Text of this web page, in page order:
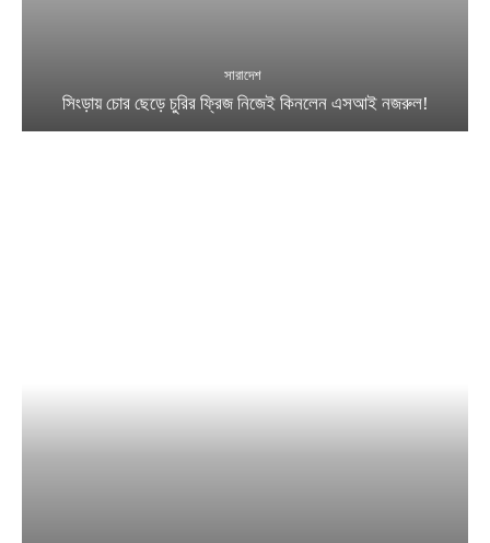
সারাদেশ
সিংড়ায় চোর ছেড়ে চুরির ফ্রিজ নিজেই কিনলেন এসআই নজরুল!